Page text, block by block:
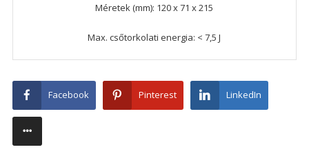
Méretek (mm): 120 x 71 x 215
Max. csőtorkolati energia: < 7,5 J
Facebook Pinterest LinkedIn